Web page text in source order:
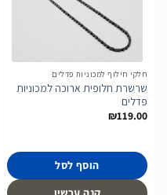
חלקי חילוף למכוניות פדלים
שרשרת חלופית ארוכה למכוניות
פדלים
₪119.00
הוסף לסל